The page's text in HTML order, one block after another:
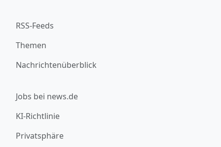
RSS-Feeds
Themen
Nachrichtenüberblick
Jobs bei news.de
KI-Richtlinie
Privatsphäre